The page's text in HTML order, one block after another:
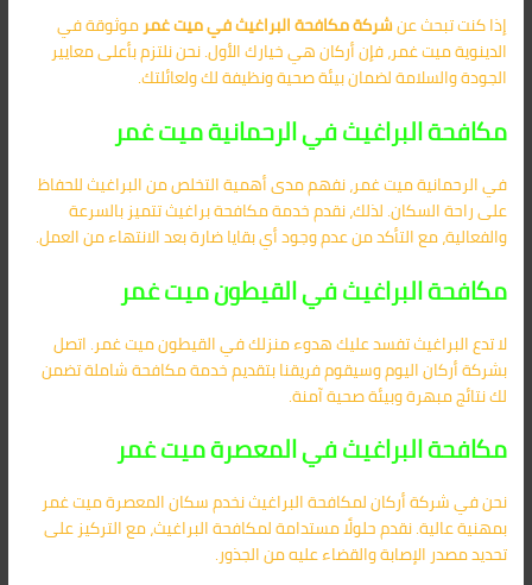
إذا كنت تبحث عنشركة مكافحة البراغيث في ميت غمرموثوقة في
الدينوية ميت غمر، فإن أركان هي خيارك الأول. نحن نلتزم بأعلى معايير
الجودة والسلامة لضمان بيئة صحية ونظيفة لك ولعائلتك.
مكافحة البراغيث في الرحمانية ميت غمر
في الرحمانية ميت غمر، نفهم مدى أهمية التخلص من البراغيث للحفاظ
على راحة السكان. لذلك، نقدم خدمة مكافحة براغيث تتميز بالسرعة
والفعالية، مع التأكد من عدم وجود أي بقايا ضارة بعد الانتهاء من العمل.
مكافحة البراغيث في القيطون ميت غمر
لا تدع البراغيث تفسد عليك هدوء منزلك في القيطون ميت غمر. اتصل
بشركة أركان اليوم وسيقوم فريقنا بتقديم خدمة مكافحة شاملة تضمن
لك نتائج مبهرة وبيئة صحية آمنة.
مكافحة البراغيث في المعصرة ميت غمر
نحن في شركة أركان لمكافحة البراغيث نخدم سكان المعصرة ميت غمر
بمهنية عالية. نقدم حلولًا مستدامة لمكافحة البراغيث، مع التركيز على
تحديد مصدر الإصابة والقضاء عليه من الجذور.